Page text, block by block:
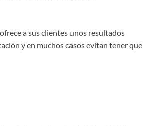
a sus clientes unos resultados
y en muchos casos evitan tener que